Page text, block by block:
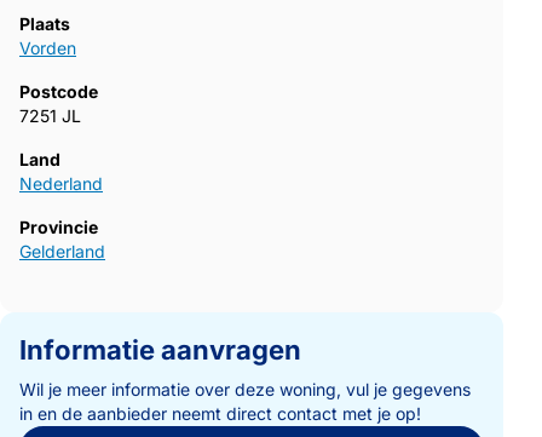
Plaats
Vorden
Postcode
7251 JL
Land
Nederland
Provincie
Gelderland
Informatie aanvragen
Wil je meer informatie over deze woning, vul je gegevens
in en de aanbieder neemt direct contact met je op!